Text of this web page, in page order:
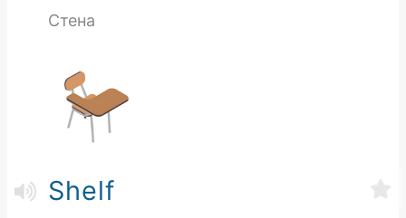
Стена
Shelf